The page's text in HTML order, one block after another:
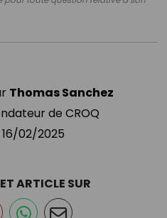
Thomas Sanchez
de CROQ
16/02/2025
ARTICLE SUR